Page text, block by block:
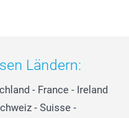
Ländern:
- France - Ireland
- Suisse -